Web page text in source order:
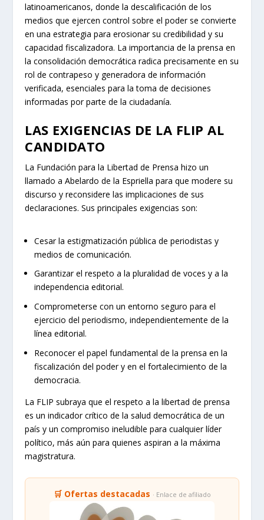
latinoamericanos, donde la descalificación de los
medios que ejercen control sobre el poder se convierte
en una estrategia para erosionar su credibilidad y su
capacidad fiscalizadora. La importancia de la prensa en
la consolidación democrática radica precisamente en su
rol de contrapeso y generadora de información
verificada, esenciales para la toma de decisiones
informadas por parte de la ciudadanía.
LAS EXIGENCIAS DE LA FLIP AL
CANDIDATO
La Fundación para la Libertad de Prensa hizo un
llamado a Abelardo de la Espriella para que modere su
discurso y reconsidere las implicaciones de sus
declaraciones. Sus principales exigencias son:
Cesar la estigmatización pública de periodistas y
medios de comunicación.
Garantizar el respeto a la pluralidad de voces y a la
independencia editorial.
Comprometerse con un entorno seguro para el
ejercicio del periodismo, independientemente de la
línea editorial.
Reconocer el papel fundamental de la prensa en la
fiscalización del poder y en el fortalecimiento de la
democracia.
La FLIP subraya que el respeto a la libertad de prensa
es un indicador crítico de la salud democrática de un
país y un compromiso ineludible para cualquier líder
político, más aún para quienes aspiran a la máxima
magistratura.
🛒 Ofertas destacadas · Enlace de afiliado